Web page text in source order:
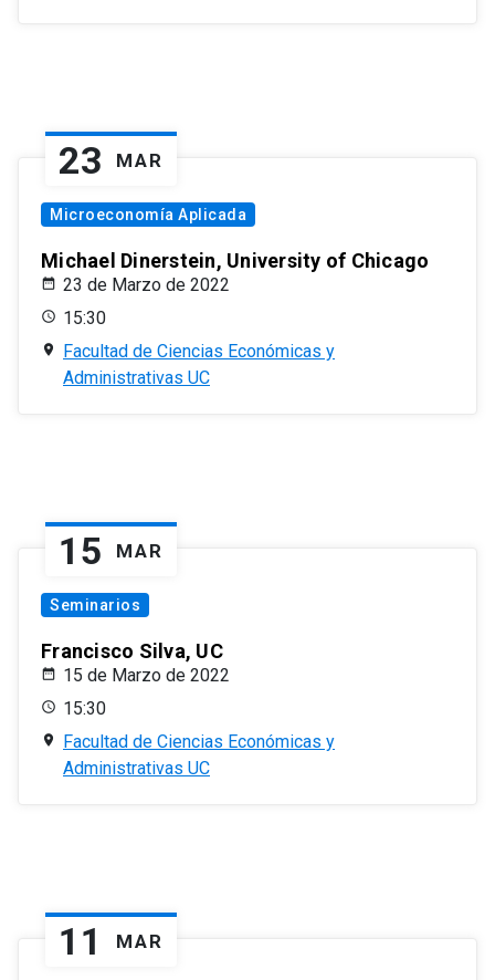
23 MAR
Microeconomía Aplicada
Michael Dinerstein, University of Chicago
23 de Marzo de 2022
15:30
Facultad de Ciencias Económicas y
Administrativas UC
15 MAR
Seminarios
Francisco Silva, UC
15 de Marzo de 2022
15:30
Facultad de Ciencias Económicas y
Administrativas UC
11 MAR